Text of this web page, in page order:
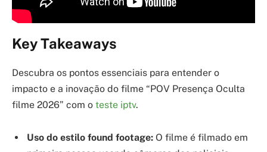
Key Takeaways
Descubra os pontos essenciais para entender o
impacto e a inovação do filme “POV Presença Oculta
filme 2026” com o teste iptv.
Uso do estilo found footage: O filme é filmado em